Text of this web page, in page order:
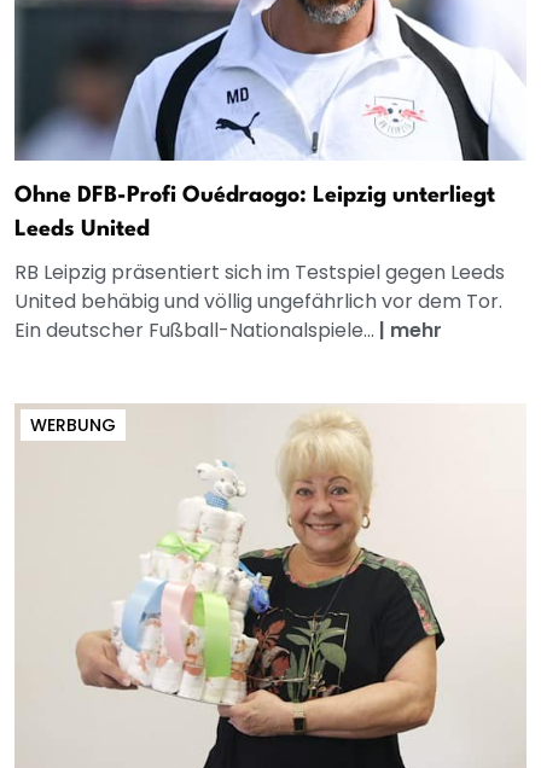
Ohne DFB-Profi Ouédraogo: Leipzig unterliegt
Leeds United
RB Leipzig präsentiert sich im Testspiel gegen Leeds
United behäbig und völlig ungefährlich vor dem Tor.
Ein deutscher Fußball-Nationalspiele... | mehr
WERBUNG